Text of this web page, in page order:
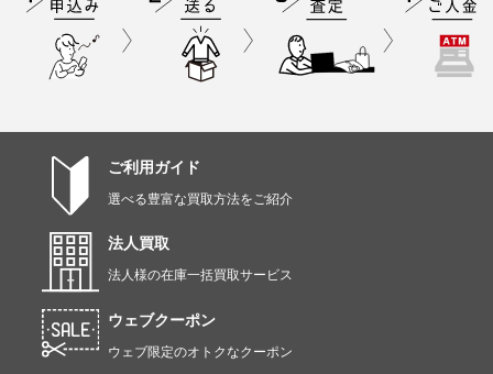
ご利用ガイド
選べる豊富な買取方法をご紹介
法人買取
法人様の在庫一括買取サービス
ウェブクーポン
ウェブ限定のオトクなクーポン